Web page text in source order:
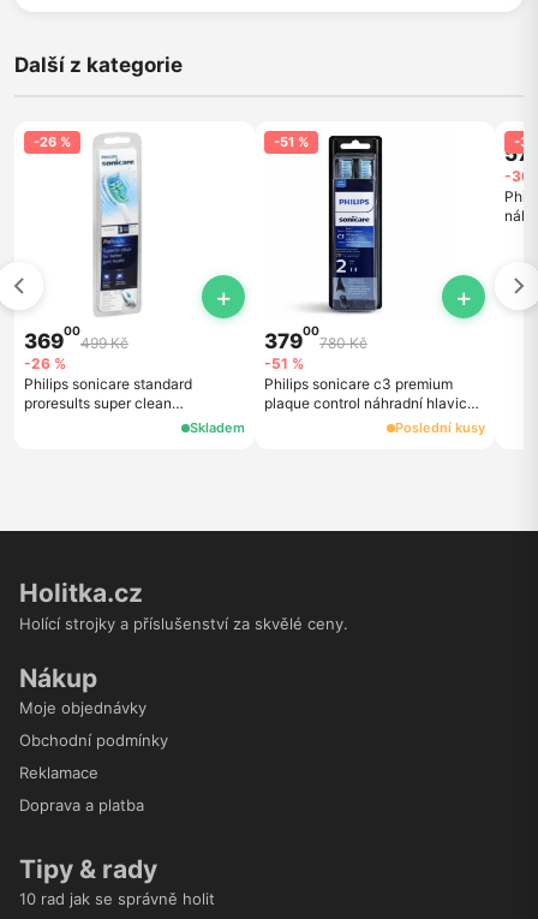
Další z kategorie
-26 %
+
36900
499 Kč
-26 %
Philips sonicare standard
proresults super clean
hx6013/64 náhradní hlaviceSkladem
-51 %
+
37900
780 Kč
-51 %
Philips sonicare c3 premium
plaque control náhradní hlavice
hx9042/65, 2 ks, černáPoslední kusy
-36
-36
Holitka.cz
Holící strojky a příslušenství za skvělé ceny.
Nákup
Moje objednávky
Obchodní podmínky
Reklamace
Doprava a platba
Tipy & rady
10 rad jak se správně holit